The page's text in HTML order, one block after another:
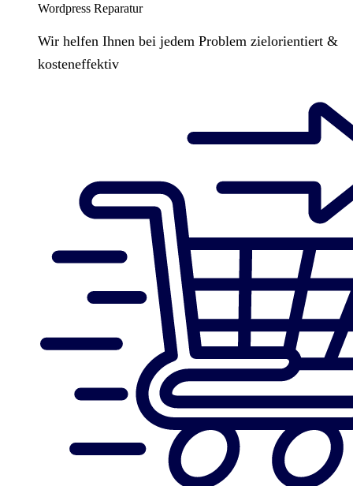
Wordpress Reparatur
Wir helfen Ihnen bei jedem Problem zielorientiert &
kosteneffektiv